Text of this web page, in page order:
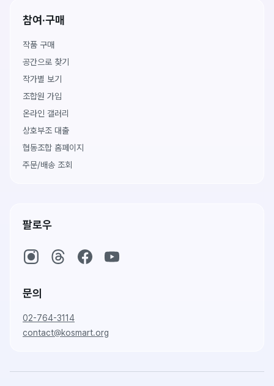
참여·구매
작품 구매
공간으로 찾기
작가별 보기
조합원 가입
온라인 갤러리
상호부조 대출
협동조합 홈페이지
주문/배송 조회
팔로우
문의
02-764-3114
contact@kosmart.org